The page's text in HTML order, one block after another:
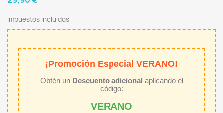
Impuestos incluidos
¡Promoción Especial VERANO!
Obtén un Descuento adicional aplicando el
código:
VERANO